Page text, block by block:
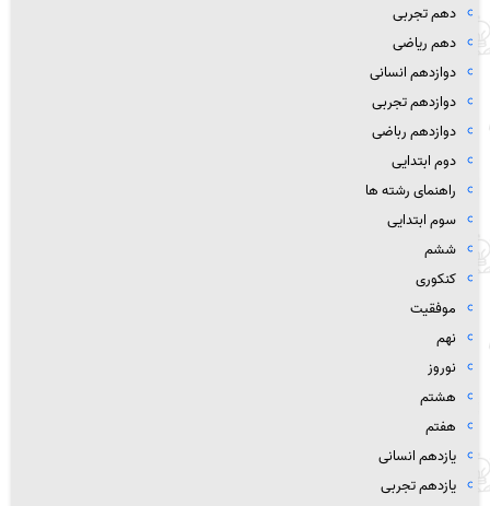
دهم تجربی
دهم ریاضی
دوازدهم انسانی
دوازدهم تجربی
دوازدهم رباضی
دوم ابتدایی
راهنمای رشته ها
سوم ابتدایی
ششم
کنکوری
موفقیت
نهم
نوروز
هشتم
هفتم
یازدهم انسانی
یازدهم تجربی